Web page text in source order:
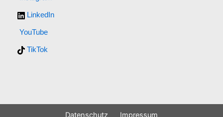
LinkedIn
YouTube
TikTok